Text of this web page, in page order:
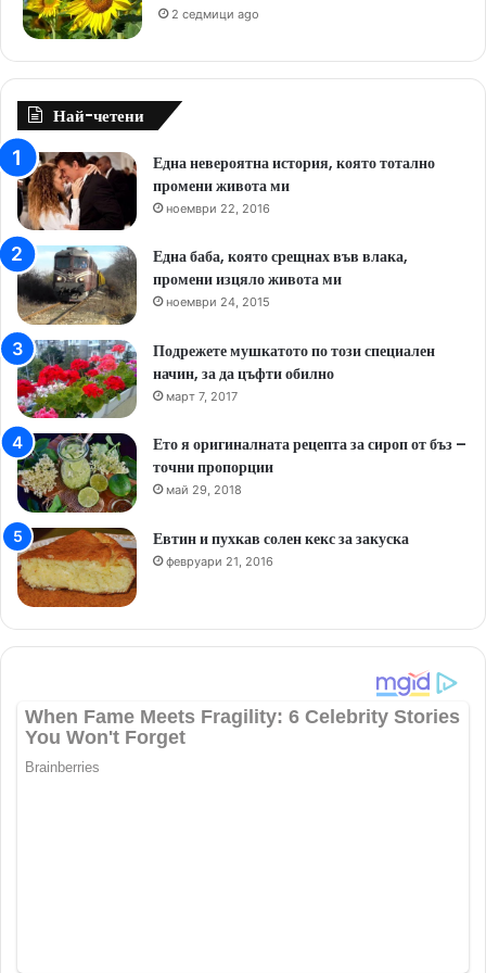
2 седмици ago
Най-четени
Една невероятна история, която тотално
промени живота ми
ноември 22, 2016
Една баба, която срещнах във влака,
промени изцяло живота ми
ноември 24, 2015
Подрежете мушкатото по този специален
начин, за да цъфти обилно
март 7, 2017
Ето я оригиналната рецепта за сироп от бъз –
точни пропорции
май 29, 2018
Евтин и пухкав солен кекс за закуска
февруари 21, 2016